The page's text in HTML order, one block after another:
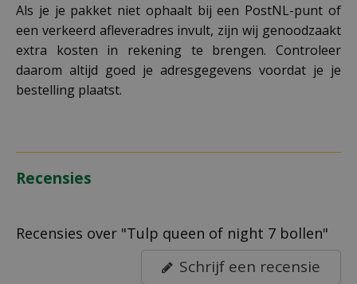
Als je je pakket niet ophaalt bij een PostNL-punt of
een verkeerd afleveradres invult, zijn wij genoodzaakt
extra kosten in rekening te brengen. Controleer
daarom altijd goed je adresgegevens voordat je je
bestelling plaatst.
Recensies
Recensies over "Tulp queen of night 7 bollen"
Schrijf een recensie